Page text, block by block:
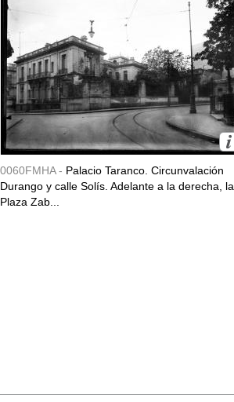
0060FMHA - Palacio Taranco. Circunvalación
Durango y calle Solís. Adelante a la derecha, la
Plaza Zab...